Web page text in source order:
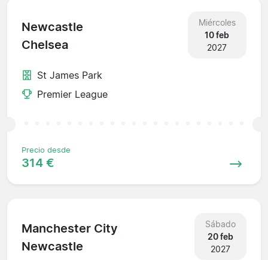
Newcastle
Chelsea
Miércoles
10 feb
2027
St James Park
Premier League
Precio desde
314 €
Manchester City
Newcastle
Sábado
20 feb
2027